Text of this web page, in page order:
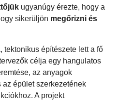
ugyanúgy érezte, hogy a
sikerüljön megőrizni és
tektonikus építészete lett a fő
célja egy hangulatos
az anyagok
épület szerkezetének
A projekt